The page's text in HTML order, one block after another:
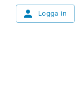
Logga in